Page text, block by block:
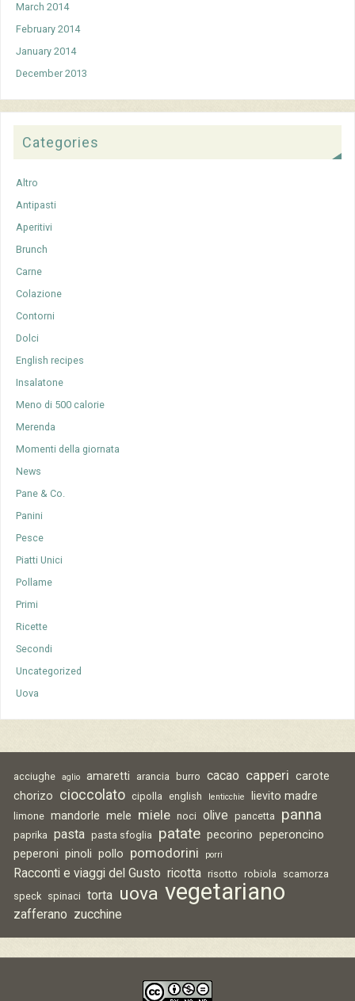
March 2014
February 2014
January 2014
December 2013
Categories
Altro
Antipasti
Aperitivi
Brunch
Carne
Colazione
Contorni
Dolci
English recipes
Insalatone
Meno di 500 calorie
Merenda
Momenti della giornata
News
Pane & Co.
Panini
Pesce
Piatti Unici
Pollame
Primi
Ricette
Secondi
Uncategorized
Uova
acciughe aglio amaretti arancia burro cacao capperi carote
chorizo
cioccolato cipolla english lenticchie lievito madre
limone mandorle mele miele noci olive pancetta panna
paprika pasta pasta sfoglia patate pecorino peperoncino
peperoni pinoli pollo pomodorini porri
Racconti e viaggi del Gusto ricotta risotto robiola
scamorza
speck spinaci torta uova vegetariano
zafferano zucchine